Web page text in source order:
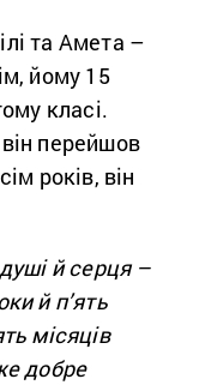
та Амета –
йому 15
класі.
перейшов
років, він
й серця –
й п’ять
місяців
добре